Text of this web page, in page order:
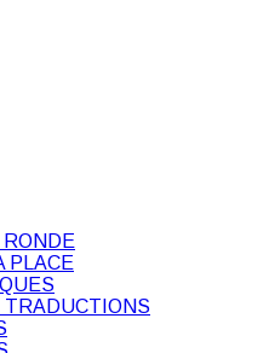
RONDE
PLACE
TRADUCTIONS